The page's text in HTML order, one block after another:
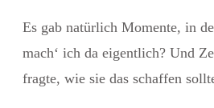
Es gab natürlich Momente, in
mach‘ ich da eigentlich? Und
fragte, wie sie das schaffen